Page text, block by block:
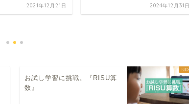
2021年12月21日 2024年12月31日
お試し学習に挑戦。『RISU算
数』